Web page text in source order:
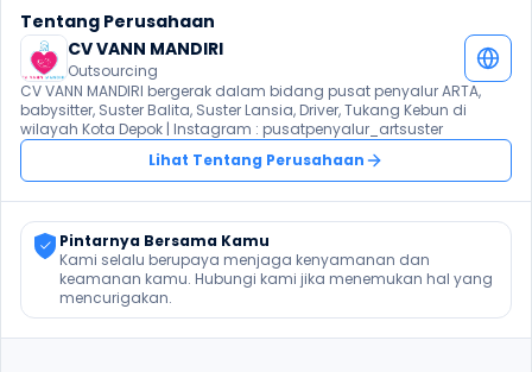
Tentang Perusahaan
CV VANN MANDIRI
Outsourcing
CV VANN MANDIRI bergerak dalam bidang pusat penyalur ARTA,
babysitter, Suster Balita, Suster Lansia, Driver, Tukang Kebun di
wilayah Kota Depok | Instagram : pusatpenyalur_artsuster
Lihat Tentang Perusahaan
Pintarnya Bersama Kamu
Kami selalu berupaya menjaga kenyamanan dan
keamanan kamu. Hubungi kami jika menemukan hal yang
mencurigakan.